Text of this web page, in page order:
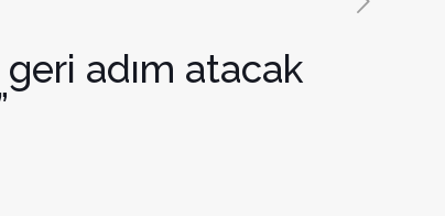
geri adım atacak